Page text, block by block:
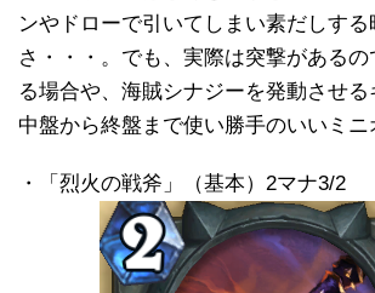
ンやドローで引いてしまい素だしする
さ・・・。でも、実際は突撃があるの
る場合や、海賊シナジーを発動させ
中盤から終盤まで使い勝手のいいミニ
・「烈火の戦斧」（基本）2マナ3/2